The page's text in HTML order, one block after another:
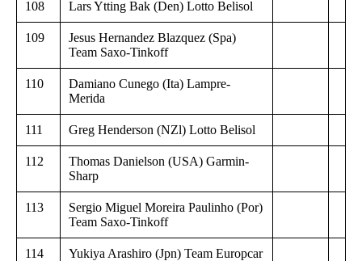
108 Lars Ytting Bak (Den) Lotto Belisol
109
Jesus Hernandez Blazquez (Spa)
Team Saxo-Tinkoff
110
Damiano Cunego (Ita) Lampre-
Merida
111 Greg Henderson (NZl) Lotto Belisol
112
Thomas Danielson (USA) Garmin-
Sharp
113
Sergio Miguel Moreira Paulinho (Por)
Team Saxo-Tinkoff
114 Yukiya Arashiro (Jpn) Team Europcar